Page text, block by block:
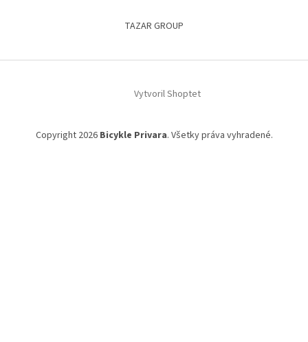
TAZAR GROUP
Vytvoril Shoptet
Copyright 2026 Bicykle Privara. Všetky práva vyhradené.